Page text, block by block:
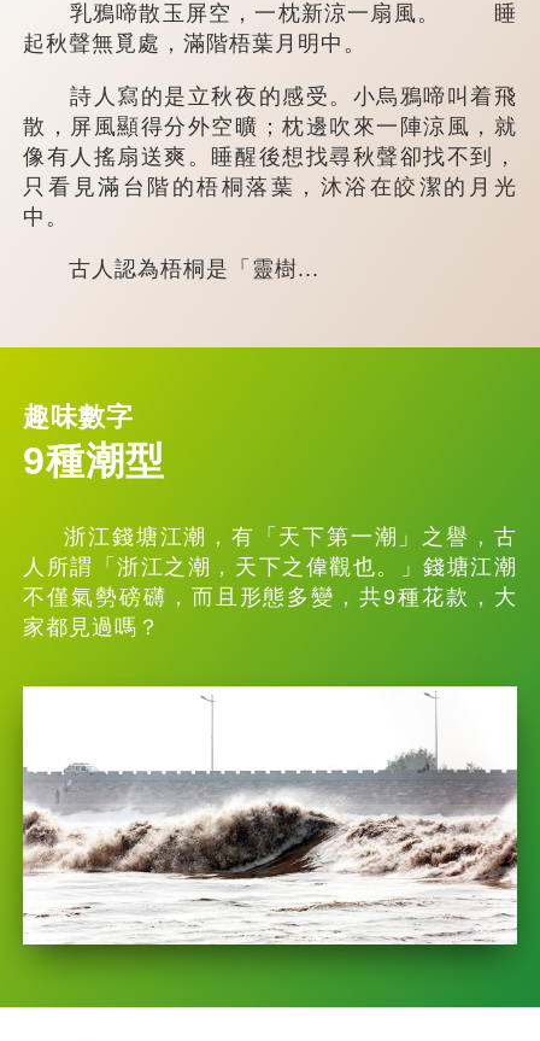
乳鴉啼散玉屏空，一枕新涼一扇風。 睡
起秋聲無覓處，滿階梧葉月明中。
詩人寫的是立秋夜的感受。小烏鴉啼叫着飛
散，屏風顯得分外空曠；枕邊吹來一陣涼風，就
像有人搖扇送爽。睡醒後想找尋秋聲卻找不到，
只看見滿台階的梧桐落葉，沐浴在皎潔的月光
中。
古人認為梧桐是「靈樹...
趣味數字
9種潮型
浙江錢塘江潮，有「天下第一潮」之譽，古
人所謂「浙江之潮，天下之偉觀也。」錢塘江潮
不僅氣勢磅礴，而且形態多變，共9種花款，大
家都見過嗎？